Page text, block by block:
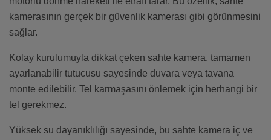
kamerasının gerçek bir güvenlik kamerası gibi görünmesini
sağlar.
Kolay kurulumuyla dikkat çeken sahte kamera, tamamen
ayarlanabilir tutucusu sayesinde duvara veya tavana
monte edilebilir. Tel karmaşasını önlemek için herhangi bir
tel gerekmez.
Yüksek su dayanıklılığı sayesinde, bu sahte kamera iç ve